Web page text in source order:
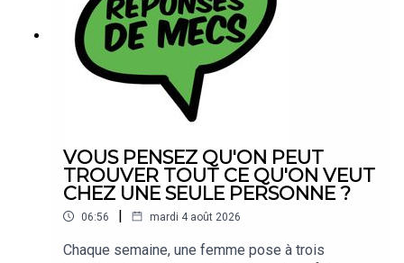
VOUS PENSEZ QU'ON PEUT
TROUVER TOUT CE QU'ON VEUT
CHEZ UNE SEULE PERSONNE ?
06:56 | mardi 4 août 2026
Chaque semaine, une femme pose à trois